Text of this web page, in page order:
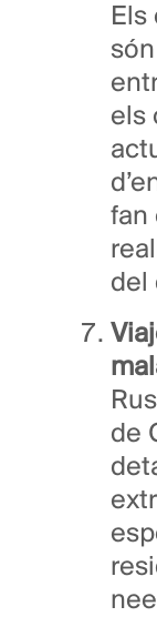
Els
els
fan
del
de